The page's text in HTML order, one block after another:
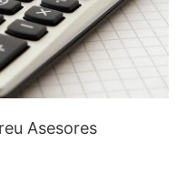
Asesores